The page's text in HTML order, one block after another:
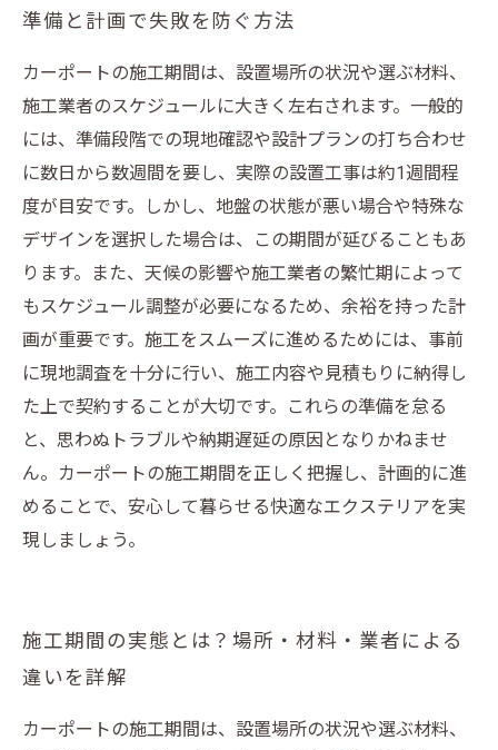
準備と計画で失敗を防ぐ方法
カーポートの施工期間は、設置場所の状況や選ぶ材料、
施工業者のスケジュールに大きく左右されます。一般的
には、準備段階での現地確認や設計プランの打ち合わせ
に数日から数週間を要し、実際の設置工事は約1週間程
度が目安です。しかし、地盤の状態が悪い場合や特殊な
デザインを選択した場合は、この期間が延びることもあ
ります。また、天候の影響や施工業者の繁忙期によって
もスケジュール調整が必要になるため、余裕を持った計
画が重要です。施工をスムーズに進めるためには、事前
に現地調査を十分に行い、施工内容や見積もりに納得し
た上で契約することが大切です。これらの準備を怠る
と、思わぬトラブルや納期遅延の原因となりかねませ
ん。カーポートの施工期間を正しく把握し、計画的に進
めることで、安心して暮らせる快適なエクステリアを実
現しましょう。
施工期間の実態とは？場所・材料・業者による
違いを詳解
カーポートの施工期間は、設置場所の状況や選ぶ材料、